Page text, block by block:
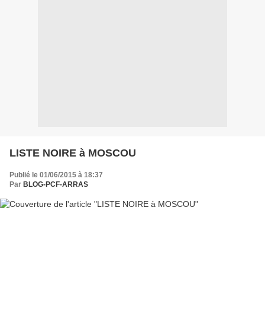
LISTE NOIRE à MOSCOU
Publié le 01/06/2015 à 18:37
Par BLOG-PCF-ARRAS